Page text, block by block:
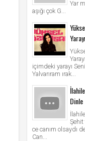
Yar
aşığı çok G...
içimdeki yarayı
Yalvarıram ırak...
Dinle
ce canım olsaydı
Can...